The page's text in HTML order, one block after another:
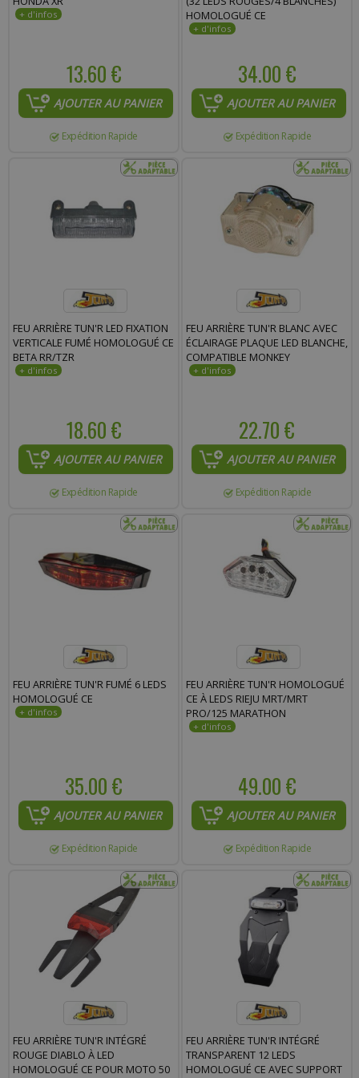
13.60 €
AJOUTER AU PANIER
Expédition Rapide
HOMOLOGUÉ CE
34.00 €
AJOUTER AU PANIER
Expédition Rapide
FEU ARRIÈRE TUN'R LED FIXATION
VERTICALE FUMÉ HOMOLOGUÉ CE
BETA RR/TZR
18.60 €
AJOUTER AU PANIER
Expédition Rapide
FEU ARRIÈRE TUN'R BLANC AVEC
ÉCLAIRAGE PLAQUE LED BLANCHE,
COMPATIBLE MONKEY
22.70 €
AJOUTER AU PANIER
Expédition Rapide
FEU ARRIÈRE TUN'R FUMÉ 6 LEDS
HOMOLOGUÉ CE
35.00 €
AJOUTER AU PANIER
Expédition Rapide
FEU ARRIÈRE TUN'R HOMOLOGUÉ
CE À LEDS RIEJU MRT/MRT
PRO/125 MARATHON
49.00 €
AJOUTER AU PANIER
Expédition Rapide
FEU ARRIÈRE TUN'R INTÉGRÉ
ROUGE DIABLO À LED
HOMOLOGUÉ CE POUR MOTO 50
FEU ARRIÈRE TUN'R INTÉGRÉ
TRANSPARENT 12 LEDS
HOMOLOGUÉ CE AVEC SUPPORT